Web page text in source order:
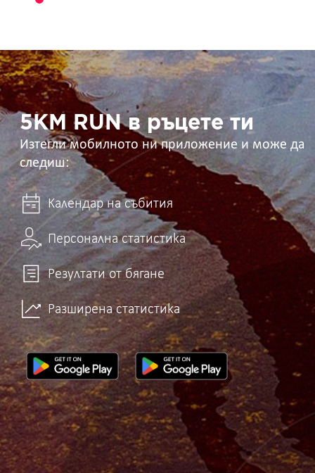
5KM
RUN
в
ръцете
ти 5KM RUN в ръцете ти
Изтегли мобилното ни приложение и може да
следиш:
Календар на събития
Персонална статистика
Резултати от бягане
Разширена статистика